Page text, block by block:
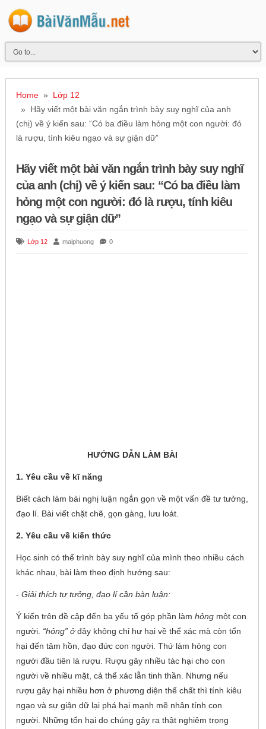
Home» Lớp 12
» Hãy viết một bài văn ngắn trình bày suy nghĩ của anh
(chị) về ý kiến sau: “Có ba điều làm hỏng một con người: đó
là rượu, tính kiêu ngạo và sự giận dữ”
Hãy viết một bài văn ngắn trình bày suy nghĩ
của anh (chị) về ý kiến sau: “Có ba điều làm
hỏng một con người: đó là rượu, tính kiêu
ngạo và sự giận dữ”
Lớp 12 maiphuong 0
HƯỚNG DẪN LÀM BÀI
1. Yêu cầu về kĩ năng
Biết cách làm bài nghị luận ngắn gọn về một vấn đề tư tưởng,
đạo lí. Bài viết chặt chẽ, gọn gàng, lưu loát.
2. Yêu cầu về kiến thức
Học sinh có thể trình bày suy nghĩ của mình theo nhiều cách
khác nhau, bài làm theo định hướng sau:
- Giải thích tư tưởng, đạo lí cần bàn luận:
Ý kiến trên đề cập đến ba yếu tố góp phần làm hỏngmột con
người. “hỏng” ởđây không chỉ hư hại về thể xác mà còn tổn
hại đến tâm hồn, đạo đức con người. Thứ làm hỏng con
người đầu tiên là rượu. Rượu gây nhiều tác hại cho con
người về nhiều mặt, cả thể xác lẫn tinh thần. Nhưng nếu
rượu gây hại nhiều hơn ở phương diện thể chất thì tính kiêu
ngạo và sự giận dữ lại phá hại mạnh mẽ nhân tính con
người. Những tổn hại do chúng gây ra thật nghiêm trọng